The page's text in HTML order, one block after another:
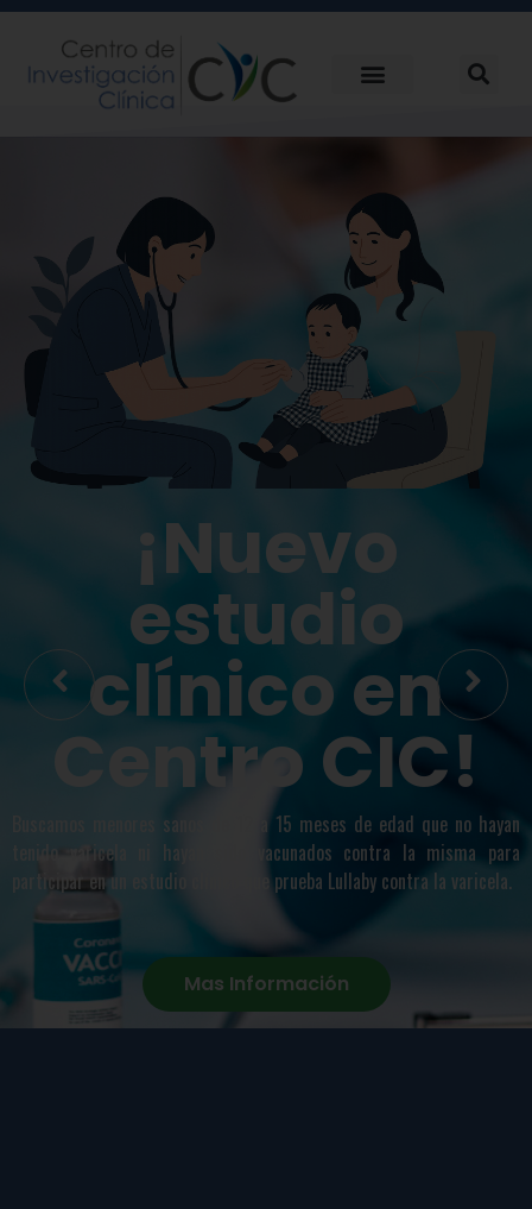
¡Nuevo
estudio
clínico en
Centro CIC!
Buscamos menores sanos de 12 a 15 meses de edad que no hayan
tenido varicela ni hayan sido vacunados contra la misma para
participar en un estudio clínico que prueba Lullaby contra la varicela.
Mas Información